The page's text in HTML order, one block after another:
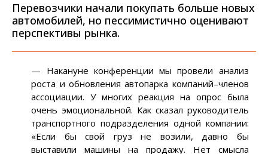
Перевозчики начали покупать больше новых
автомобилей, но пессимистично оценивают
перспективы рынка.
— Накануне конференции мы провели анализ
роста и обновления автопарка компаний–членов
ассоциации. У многих реакция на опрос была
очень эмоциональной. Как сказал руководитель
транспортного подразделения одной компании:
«Если бы свой груз не возили, давно бы
выставили машины на продажу. Нет смысла